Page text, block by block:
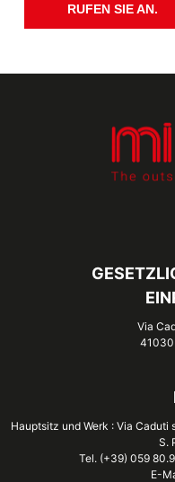
RUFEN SIE AN.
Via
41030
Hauptsitz und Werk : Via Caduti
S.
Tel. (+39) 059
E-